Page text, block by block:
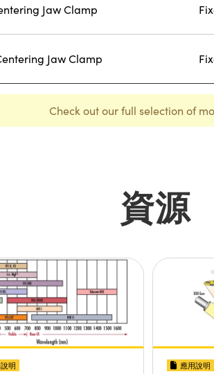
Jaw Clamp
Jaw Clamp
Check out our full selection of
資源
明 應用說明